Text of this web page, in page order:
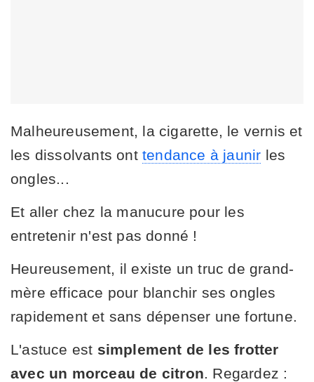
Malheureusement, la cigarette, le vernis et
les dissolvants ont tendance à jaunir les
ongles...
Et aller chez la manucure pour les
entretenir n'est pas donné !
Heureusement, il existe un truc de grand-
mère efficace pour blanchir ses ongles
rapidement et sans dépenser une fortune.
L'astuce est simplement de les frotter
avec un morceau de citron . Regardez :